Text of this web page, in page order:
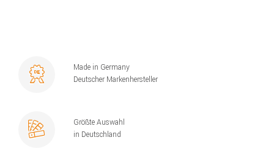
Made in Germany
Deutscher Markenhersteller
Größte Auswahl
in Deutschland